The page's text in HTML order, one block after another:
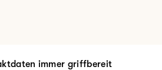
immer griffbereit